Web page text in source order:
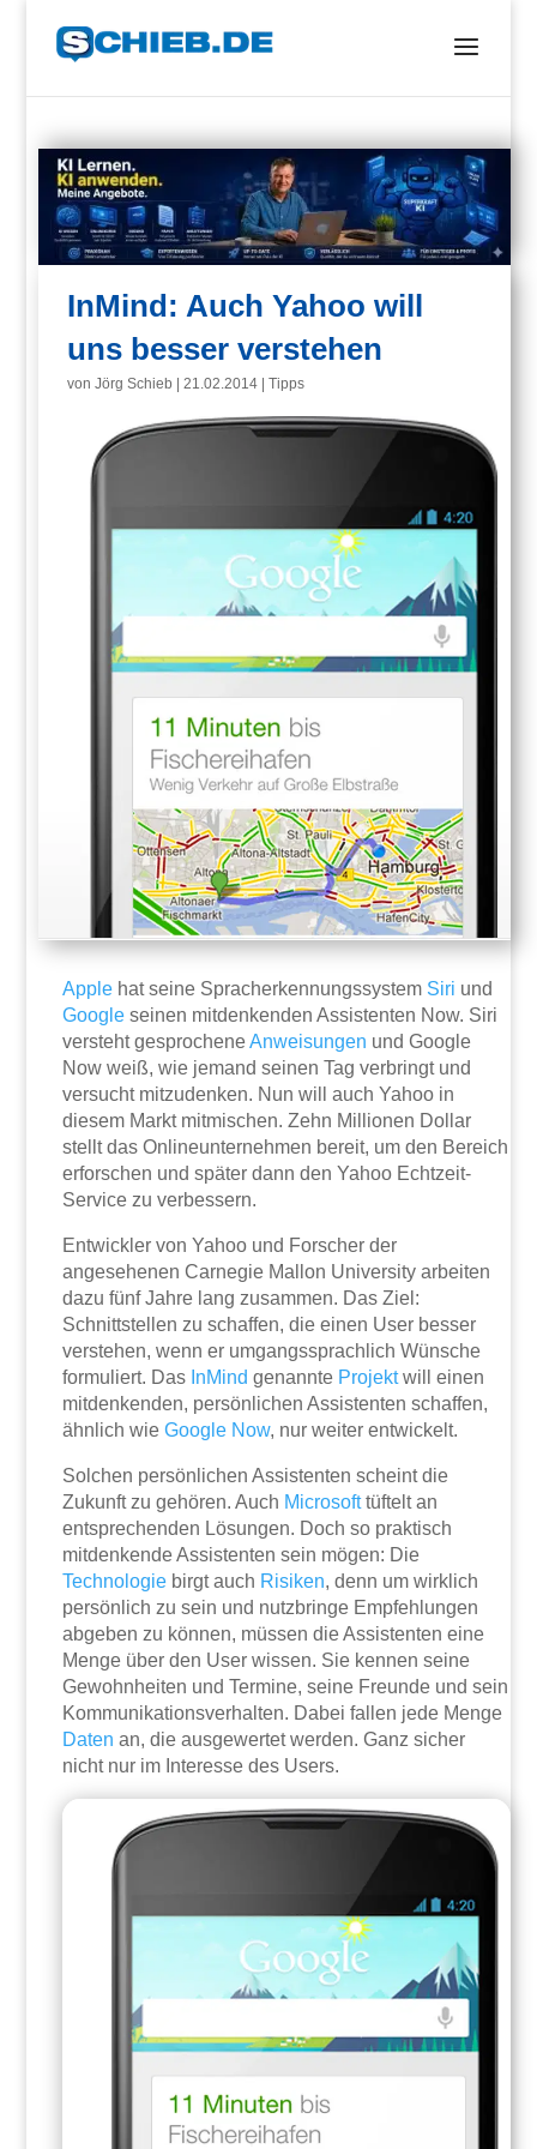
InMind: Auch Yahoo will
uns besser verstehen
vonJörg Schieb |21.02.2014 |Tipps
Apple hat seine Spracherkennungssystem Siri und
Google seinen mitdenkenden Assistenten Now. Siri
versteht gesprocheneAnweisungen und Google
Now weiß, wie jemand seinen Tag verbringt und
versucht mitzudenken. Nun will auch Yahoo in
diesem Markt mitmischen. Zehn Millionen Dollar
stellt das Onlineunternehmen bereit, um den Bereich
erforschen und später dann den Yahoo Echtzeit-
Service zu verbessern.
Entwickler von Yahoo und Forscher der
angesehenen Carnegie Mallon University arbeiten
dazu fünf Jahre lang zusammen. Das Ziel:
Schnittstellen zu schaffen, die einen User besser
verstehen, wenn er umgangssprachlich Wünsche
formuliert. Das InMind genannte Projektwill einen
mitdenkenden, persönlichen Assistenten schaffen,
ähnlich wieGoogle Now, nur weiter entwickelt.
Solchen persönlichen Assistenten scheint die
Zukunft zu gehören. Auch Microsofttüftelt an
entsprechenden Lösungen. Doch so praktisch
mitdenkende Assistenten sein mögen: Die
Technologie birgt auch Risiken, denn um wirklich
persönlich zu sein und nutzbringe Empfehlungen
abgeben zu können, müssen die Assistenten eine
Menge über den User wissen. Sie kennen seine
Gewohnheiten und Termine, seine Freunde und sein
Kommunikationsverhalten. Dabei fallen jede Menge
Daten an, die ausgewertet werden. Ganz sicher
nicht nur im Interesse des Users.